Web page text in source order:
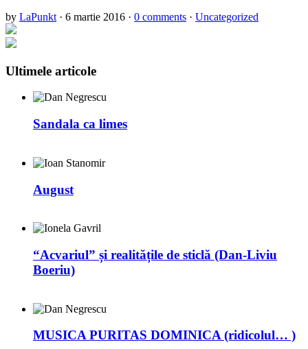
by LaPunkt · 6 martie 2016 · 0 comments · Uncategorized
Ultimele articole
Sandala ca limes
August
“Acvariul” și realitățile de sticlă (Dan-Liviu
Boeriu)
MUSICA PURITAS DOMINICA (ridicolul… )